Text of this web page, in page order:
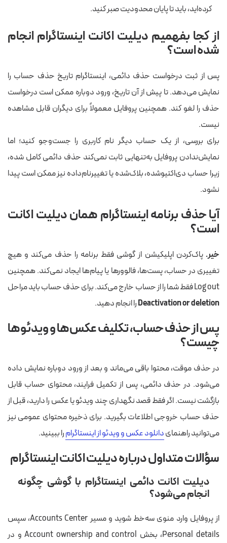
کرده‌اید، باید تا پایان محدودیت صبر کنید.
از کجا بفهمیم دیلیت اکانت اینستاگرام انجام
شده است؟
پس از ثبت درخواست حذف دائمی، اینستاگرام تاریخ حذف حساب را
نمایش می‌دهد. تا پیش از آن تاریخ، ورود دوباره ممکن است درخواست
حذف را لغو کند. همچنین پروفایل معمولاً برای دیگران قابل مشاهده
نیست.
برای بررسی، از یک حساب دیگر نام کاربری را جست‌وجو کنید؛ اما
نمایش‌ندادن پروفایل به‌تنهایی ثابت نمی‌کند حذف دائمی کامل شده،
زیرا حساب دی‌اکتیوشده، بلاک‌شده یا تغییرنام‌داده نیز ممکن است پیدا
نشود.
آیا حذف برنامه اینستاگرام همان دیلیت اکانت
است؟
خیر. پاک‌کردن اپلیکیشن از گوشی فقط برنامه را حذف می‌کند و هیچ
تغییری در حساب، پست‌ها، فالوورها یا پیام‌ها ایجاد نمی‌کند. همچنین
Log out فقط شما را از حساب خارج می‌کند. برای حذف حساب باید مراحل
Deactivation or deletionرا انجام دهید.
پس از حذف حساب، تکلیف عکس‌ها و ویدئوها
چیست؟
در حذف موقت، محتوا باقی می‌ماند و بعد از ورود دوباره نمایش داده
می‌شود. در حذف دائمی، پس از تکمیل فرایند، محتوای حساب قابل
بازگشت نیست. اگر فقط قصد نگهداری چند ویدئو یا عکس را دارید، قبل از
حذف حساب خروجی اطلاعات بگیرید. برای ذخیره محتوای عمومی نیز
می‌توانید راهنمایدانلود عکس و ویدئو از اینستاگرامرا ببینید.
سؤالات متداول درباره دیلیت اکانت اینستاگرام
دیلیت اکانت دائمی اینستاگرام با گوشی چگونه
انجام می‌شود؟
از پروفایل وارد منوی سه‌خط شوید و مسیر Accounts Center، سپس
Personal details، بخش Account ownership and control و در